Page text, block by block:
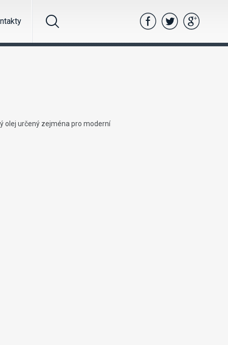
olej určený zejména pro moderní